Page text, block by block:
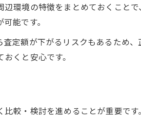
売却査定の新基準を知ることで広
成功体験から学ぶ売却査定のコツと
して進めるための売却査定ステップ
売却査定の進め方を段階的にわかり
トラブル回避のための売却査定ポイ
環境の特徴をまとめておくこと
能です。
定額が下がるリスクもあるため
くと安心です。
較・検討を進めることが重要で